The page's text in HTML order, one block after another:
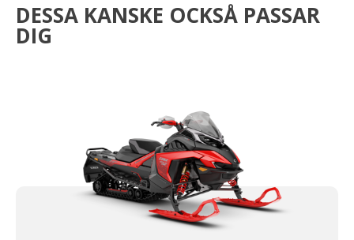
DESSA KANSKE OCKSÅ PASSAR
DIG